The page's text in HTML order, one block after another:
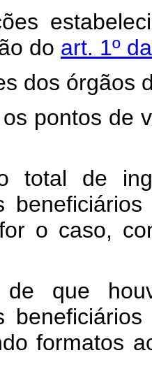
do art. 1º
dos órgãos
pontos de
total de
o caso,
que
formatos